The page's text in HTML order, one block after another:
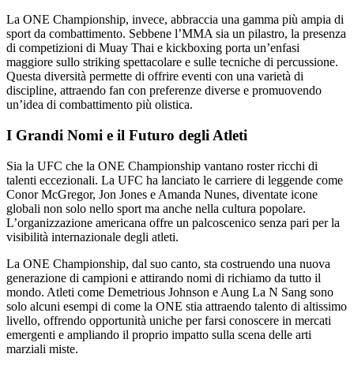
La ONE Championship, invece, abbraccia una gamma più ampia di
sport da combattimento. Sebbene l’MMA sia un pilastro, la presenza
di competizioni di Muay Thai e kickboxing porta un’enfasi
maggiore sullo striking spettacolare e sulle tecniche di percussione.
Questa diversità permette di offrire eventi con una varietà di
discipline, attraendo fan con preferenze diverse e promuovendo
un’idea di combattimento più olistica.
I Grandi Nomi e il Futuro degli Atleti
Sia la UFC che la ONE Championship vantano roster ricchi di
talenti eccezionali. La UFC ha lanciato le carriere di leggende come
Conor McGregor, Jon Jones e Amanda Nunes, diventate icone
globali non solo nello sport ma anche nella cultura popolare.
L’organizzazione americana offre un palcoscenico senza pari per la
visibilità internazionale degli atleti.
La ONE Championship, dal suo canto, sta costruendo una nuova
generazione di campioni e attirando nomi di richiamo da tutto il
mondo. Atleti come Demetrious Johnson e Aung La N Sang sono
solo alcuni esempi di come la ONE stia attraendo talento di altissimo
livello, offrendo opportunità uniche per farsi conoscere in mercati
emergenti e ampliando il proprio impatto sulla scena delle arti
marziali miste.